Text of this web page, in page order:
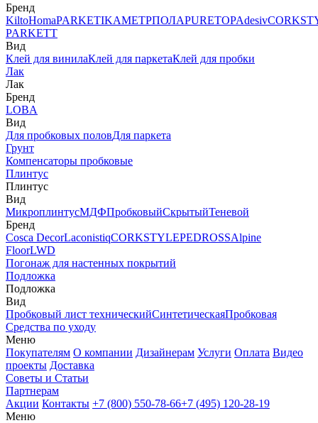
Бренд
KiltoHomaPARKETIKAМЕТРПОЛАPURETOPAdesiv
PARKETT
Вид
Клей для винилаКлей для паркетаКлей для пробки
Лак
Лак
Бренд
LOBA
Вид
Для пробковых половДля паркета
Грунт
Компенсаторы пробковые
Плинтус
Плинтус
Вид
МикроплинтусМДФПробковыйСкрытыйТеневой
Бренд
Cosca DecorLaconistiqCORKSTYLEPEDROSSAlpine
FloorLWD
Погонаж для настенных покрытий
Подложка
Подложка
Вид
Пробковый лист техническийСинтетическаяПробковая
Средства по уходу
Меню
Покупателям О компании Дизайнерам Услуги Оплата Видео
проекты Доставка
Советы и Статьи
Партнерам
Акции Контакты +7 (800) 550-78-66+7 (495) 120-28-19
Меню